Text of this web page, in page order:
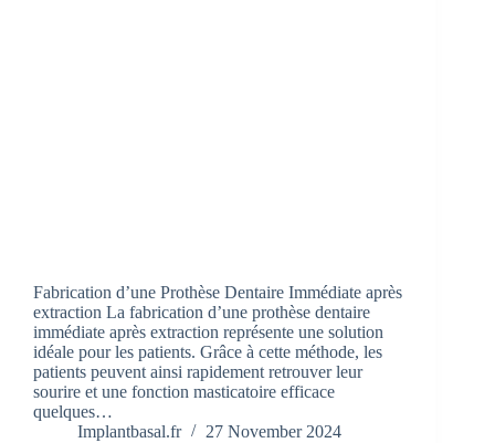
Fabrication d’une Prothèse Dentaire Immédiate après
extraction La fabrication d’une prothèse dentaire
immédiate après extraction représente une solution
idéale pour les patients. Grâce à cette méthode, les
patients peuvent ainsi rapidement retrouver leur
sourire et une fonction masticatoire efficace
quelques…
Implantbasal.fr
27 November 2024